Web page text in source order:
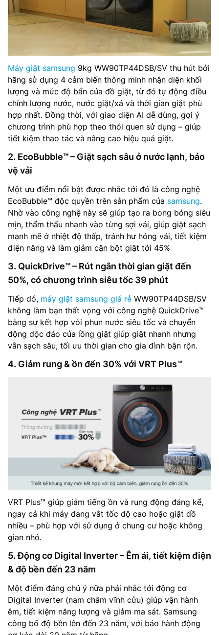
Máy giặt samsung 9kg WW90TP44DSB/SV thu hút bởi
hãng sử dụng 4 cảm biến thông minh nhận diện khối
lượng và mức độ bẩn của đồ giặt, từ đó tự động điều
chỉnh lượng nước, nước giặt/xả và thời gian giặt phù
hợp nhất. Đồng thời, với giao diện AI dễ dùng, gợi ý
chương trình phù hợp theo thói quen sử dụng – giúp
tiết kiệm thao tác và nâng cao hiệu quả giặt.
2. EcoBubble™ – Giặt sạch sâu ở nước lạnh, bảo
vệ vải
Một ưu điểm nổi bật được nhắc tới đó là công nghệ
EcoBubble™ độc quyền trên sản phẩm của samsung.
Nhờ vào công nghệ này sẽ giúp tạo ra bong bóng siêu
mịn, thẩm thấu nhanh vào từng sợi vải, giúp giặt sạch
mạnh mẽ ở nhiệt độ thấp, tránh hư hỏng vải, tiết kiệm
điện năng và làm giảm cặn bột giặt tới 45%
3. QuickDrive™ – Rút ngắn thời gian giặt đến
50%, có chương trình siêu tốc 39 phút
Tiếp đó, máy giặt samsung giá rẻ WW90TP44DSB/SV
không làm bạn thất vọng với công nghệ QuickDrive™
bằng sự kết hợp vòi phun nước siêu tốc và chuyển
động độc đáo của lồng giặt giúp giặt nhanh nhưng
vẫn sạch sâu, tối ưu thời gian cho gia đình bận rộn.
4. Giảm rung & ồn đến 30% với VRT Plus™
VRT Plus™ giúp giảm tiếng ồn và rung động đáng kể,
ngay cả khi máy đang vắt tốc độ cao hoặc giặt đồ
nhiều – phù hợp với sử dụng ở chung cư hoặc không
gian nhỏ.
5. Động cơ Digital Inverter – Êm ái, tiết kiệm điện
& độ bền đến 23 năm
Một điểm đáng chú ý nữa phải nhắc tới động cơ
Digital Inverter (nam châm vĩnh cửu) giúp vận hành
êm, tiết kiệm năng lượng và giảm ma sát. Samsung
công bố độ bền lên đến 23 năm, với bảo hành động